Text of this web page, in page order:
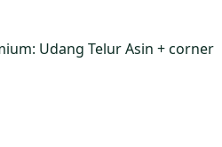
Udang Telur Asin + corner